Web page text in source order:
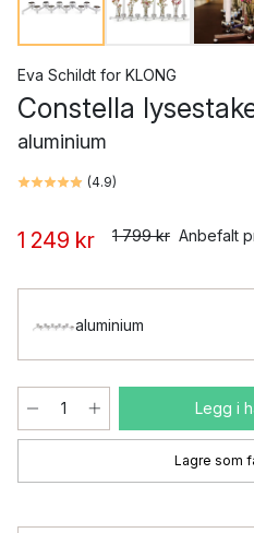
Eva Schildt for KLONG
Constella
aluminium
(4.9)
1 249 kr 1 799 kr Anbefalt
aluminium
Legg i
Lagre som